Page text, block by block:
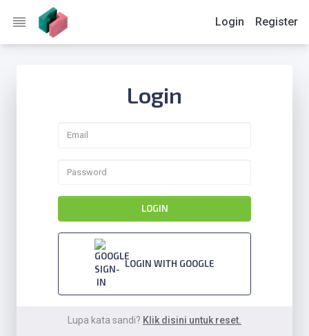
reorder Login Register
Login
LOGIN
LOGIN WITH GOOGLE
Lupa kata sandi? Klik disini untuk reset.